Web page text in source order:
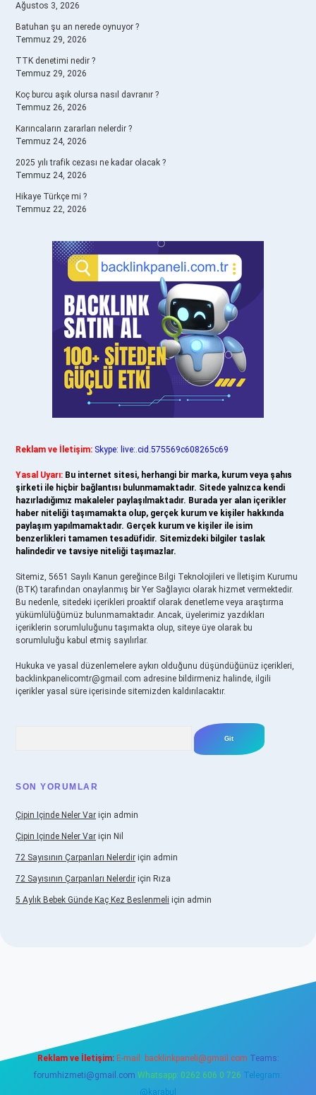
Ağustos 3, 2026
Batuhan şu an nerede oynuyor ?
Temmuz 29, 2026
TTK denetimi nedir ?
Temmuz 29, 2026
Koç burcu aşık olursa nasıl davranır ?
Temmuz 26, 2026
Karıncaların zararları nelerdir ?
Temmuz 24, 2026
2025 yılı trafik cezası ne kadar olacak ?
Temmuz 24, 2026
Hikaye Türkçe mi ?
Temmuz 22, 2026
Reklam ve İletişim: Skype: live:.cid.575569c608265c69
Yasal Uyarı: Bu internet sitesi, herhangi bir marka, kurum veya şahıs
şirketi ile hiçbir bağlantısı bulunmamaktadır. Sitede yalnızca kendi
hazırladığımız makaleler paylaşılmaktadır. Burada yer alan içerikler
haber niteliği taşımamakta olup, gerçek kurum ve kişiler hakkında
paylaşım yapılmamaktadır. Gerçek kurum ve kişiler ile isim
benzerlikleri tamamen tesadüfidir. Sitemizdeki bilgiler taslak
halindedir ve tavsiye niteliği taşımazlar.
Sitemiz, 5651 Sayılı Kanun gereğince Bilgi Teknolojileri ve İletişim Kurumu
(BTK) tarafından onaylanmış bir Yer Sağlayıcı olarak hizmet vermektedir.
Bu nedenle, sitedeki içerikleri proaktif olarak denetleme veya araştırma
yükümlülüğümüz bulunmamaktadır. Ancak, üyelerimiz yazdıkları
içeriklerin sorumluluğunu taşımakta olup, siteye üye olarak bu
sorumluluğu kabul etmiş sayılırlar.
Hukuka ve yasal düzenlemelere aykırı olduğunu düşündüğünüz içerikleri,
backlinkpanelicomtr@gmail.com adresine bildirmeniz halinde, ilgili
içerikler yasal süre içerisinde sitemizden kaldırılacaktır.
SON YORUMLAR
Çipin Içinde Neler Var için admin
Çipin Içinde Neler Var için Nil
72 Sayısının Çarpanları Nelerdir için admin
72 Sayısının Çarpanları Nelerdir için Rıza
5 Aylık Bebek Günde Kaç Kez Beslenmeli için admin
Reklam ve İletişim: E-mail: backlinkpaneli@gmail.com Teams:
forumhizmeti@gmail.com Whatsapp: 0262 606 0 726 Telegram:
@karabul